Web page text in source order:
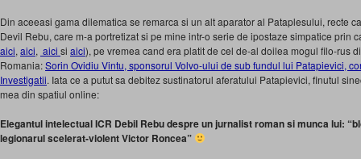
Din aceeasi gama dilematica se remarca si un alt aparator al Pataplesului, recte
Devil Rebu, care m-a portretizat si pe mine intr-o serie de ipostaze simpatice prin
aici, aici, aici si aici), pe vremea cand era platit de cel de-al doilea mogul filo-rus
Romania:Sorin Ovidiu Vintu, sponsorul Volvo-ului de sub fundul lui Patapievici,
Investigatii. Iata ce a putut sa debitez sustinatorul aferatului Patapievici, finutul
mea din spatiul online:
Elegantul intelectual ICR Debil Rebu despre un jurnalist roman si munca lui:
legionarul scelerat-violent Victor Roncea”